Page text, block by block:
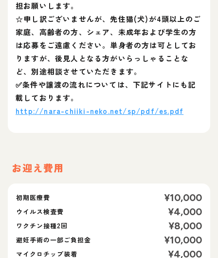
担お願いします。
☆申し訳ございませんが、先住猫(犬)が4頭以上のご
家庭、高齢者の方、シェア、未成年および学生の方
は応募をご遠慮ください。単身者の方は可としてお
りますが、後見人となる方がいらっしゃることな
ど、別途相談させていただきます。
✅条件や譲渡の流れについては、下記サイトにも記
載しております。
http://nara-chiiki-neko.net/sp/pdf/es.pdf
お迎え費用
初期医療費 ¥10,000
ウイルス検査費 ¥4,000
ワクチン接種2回 ¥8,000
避妊手術の一部ご負担金 ¥10,000
マイクロチップ装着 ¥4,000